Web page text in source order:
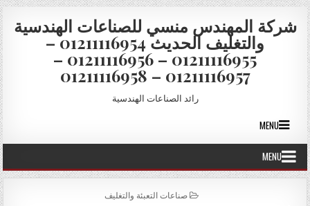
Skip to content
شركة المهندس منسي للصناعات الهندسية
والتغليف الحديث 01211116954 –
01211116955 – 01211116956 –
01211116957 – 01211116958
رائد الصناعات الهندسية
MENU
MENU
POSTED IN
صناعات التعبئة والتغليف